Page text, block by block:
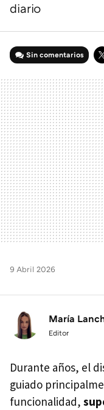
diario
Sin comentarios
9 Abril 2026
María
Editor
Durante años, el
guiado
funcionalidad,